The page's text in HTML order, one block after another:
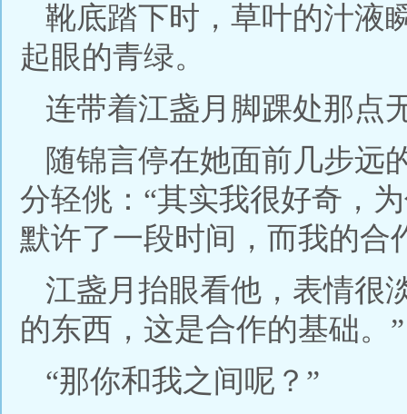
靴底踏下时，草叶的汁液
起眼的青绿。
连带着江盏月脚踝处那点
随锦言停在她面前几步远
分轻佻：“其实我很好奇，
默许了一段时间，而我的合
江盏月抬眼看他，表情很
的东西，这是合作的基础。”
“那你和我之间呢？”